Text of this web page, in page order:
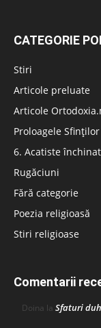
CATEGORIE
Stiri
Articole preluate
Articole
Proloagele
6. Acatiste
Rugăciuni
Fără categorie
Poezia religioasă
Stiri religioase
Comentarii
Doina la Sfaturi